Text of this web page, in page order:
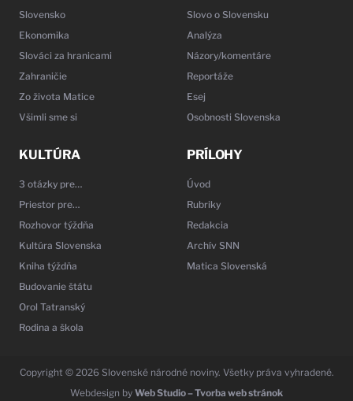
Slovensko
Ekonomika
Slováci za hranicami
Zahraničie
Zo života Matice
Všimli sme si
Slovo o Slovensku
Analýza
Názory/komentáre
Reportáže
Esej
Osobnosti Slovenska
KULTÚRA
3 otázky pre…
Priestor pre…
Rozhovor týždňa
Kultúra Slovenska
Kniha týždňa
Budovanie štátu
Orol Tatranský
Rodina a škola
PRÍLOHY
Úvod
Rubriky
Redakcia
Archív SNN
Matica Slovenská
Copyright © 2026 Slovenské národné noviny. Všetky práva vyhradené.
Webdesign by Web Studio – Tvorba web stránok